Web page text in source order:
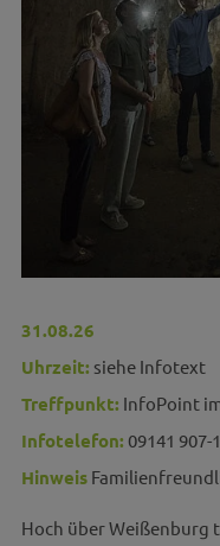
31.08.26
Uhrzeit: siehe Infotext
Treffpunkt: InfoPoint
Infotelefon: 09141 907-
Hinweis
Hoch über Weißenburg